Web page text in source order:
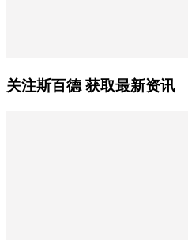
关注斯百德 获取最新资讯